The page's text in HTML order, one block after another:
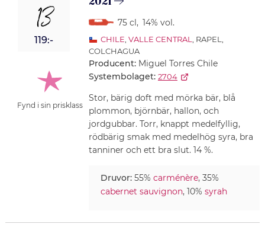
13
119:-
Fynd i sin prisklass
75 cl, 14% vol.
CHILE VALLE CENTRAL
, RAPEL,
COLCHAGUA
Producent: Miguel Torres Chile
Systembolaget: 2704
Stor, bärig doft med mörka bär, blå
plommon, björnbär, hallon, och
jordgubbar. Torr, knappt medelfyllig,
rödbärig smak med medelhög syra, bra
tanniner och ett bra slut. 14 %.
Druvor:55% carménère, 35%
cabernet sauvignon, 10% syrah